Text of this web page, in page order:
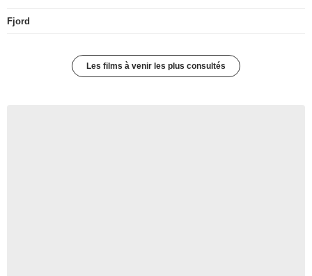
Fjord
Les films à venir les plus consultés